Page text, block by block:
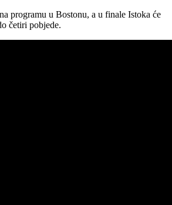
programu u Bostonu, a u finale Istoka će
četiri pobjede.